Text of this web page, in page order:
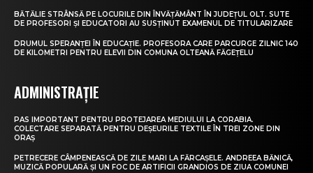
BĂTĂLIE STRÂNSĂ PE LOCURILE DIN ÎNVĂȚĂMÂNT ÎN JUDEȚUL OLT. SUTE
DE PROFESORI ȘI EDUCATORI AU SUSȚINUT EXAMENUL DE TITULARIZARE
DRUMUL SPERANȚEI ÎN EDUCAȚIE. PROFESORA CARE PARCURGE ZILNIC 140
DE KILOMETRI PENTRU ELEVII DIN COMUNA OLTEANĂ FĂGEȚELU
ADMINISTRAȚIE
PAS IMPORTANT PENTRU PROTEJAREA MEDIULUI LA CORABIA.
COLECTARE SEPARATĂ PENTRU DEȘEURILE TEXTILE ÎN TREI ZONE DIN
ORAȘ
PETRECERE CÂMPENEASCĂ DE ZILE MARI LA FĂRCAȘELE. ANDREEA BĂNICĂ,
MUZICĂ POPULARĂ ȘI UN FOC DE ARTIFICII GRANDIOS DE ZIUA COMUNEI